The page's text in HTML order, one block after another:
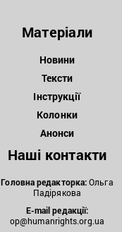
Матеріали
Новини
Тексти
Інструкції
Колонки
Анонси
Наші контакти
Головна редакторка:Ольга
Падірякова
E-mail редакції:
op@humanrights.org.ua